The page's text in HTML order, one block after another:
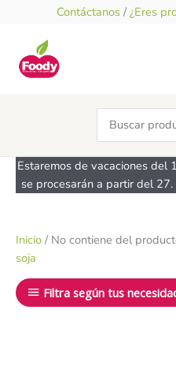
contenido
Contáctanos / ¿Eres
Search
for:
Estaremos de vacaciones
se procesarán a partir del 27.
Inicio / No contiene del
soja
Filtra según tus